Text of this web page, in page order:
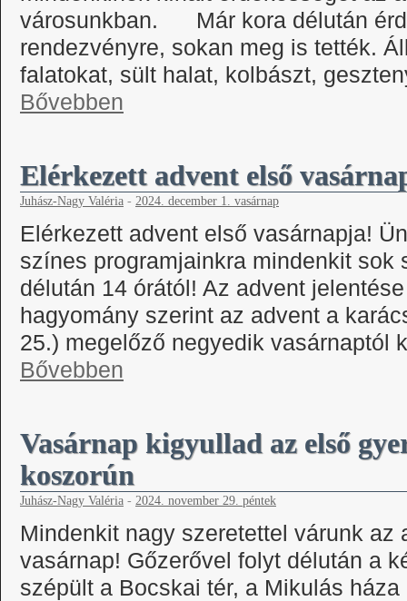
városunkban. Már kora délután
rendezvényre, sokan meg is tették.
falatokat, sült halat, kolbászt,
Bővebben
Elérkezett advent első
Juhász-Nagy Valéria - 2024. december 1. vasárnap
Elérkezett advent első vasárnapja!
színes programjainkra mindenkit sok
délután 14 órától! Az advent
hagyomány szerint az advent a
25.) megelőző negyedik vasárnaptól
Bővebben
Vasárnap kigyullad az első
koszorún
Juhász-Nagy Valéria - 2024. november 29. péntek
Mindenkit nagy szeretettel várunk az
vasárnap! Gőzerővel folyt délután a
szépült a Bocskai tér, a Mikulás